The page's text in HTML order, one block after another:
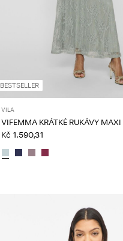
BESTSELLER
VILA
VIFEMMA KRÁTKÉ RUKÁVY MAXI
Kč 1.590,31